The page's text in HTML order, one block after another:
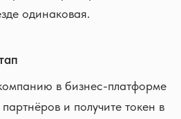
одинаковая.
в бизнес-платформе
и получите токен в